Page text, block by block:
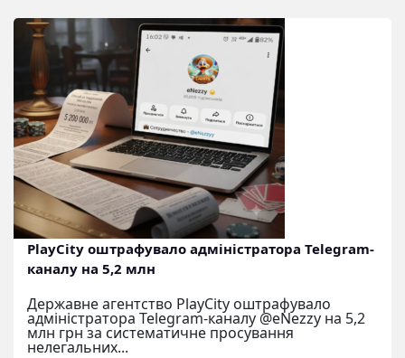
PlayCity оштрафувало адміністратора Telegram-
каналу на 5,2 млн
Державне агентство PlayCity оштрафувало
адміністратора Telegram-каналу @eNezzy на 5,2
млн грн за систематичне просування
нелегальних...